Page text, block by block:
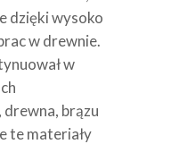
dzięki wysoko
w drewnie.
w
brązu
te materiały